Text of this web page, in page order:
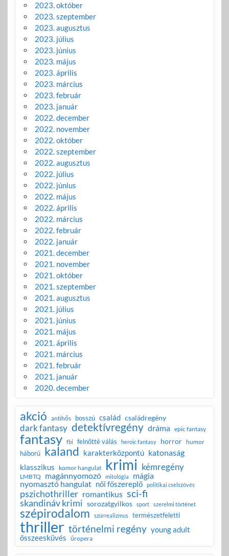
2023. október
2023. szeptember
2023. augusztus
2023. július
2023. június
2023. május
2023. április
2023. március
2023. február
2023. január
2022. december
2022. november
2022. október
2022. szeptember
2022. augusztus
2022. július
2022. június
2022. május
2022. április
2022. március
2022. február
2022. január
2021. december
2021. november
2021. október
2021. szeptember
2021. augusztus
2021. július
2021. június
2021. május
2021. április
2021. március
2021. február
2021. január
2020. december
akció antihős bosszú család családregény
dark fantasy detektívregény dráma epic fantasy
fantasy fbi felnőtté válás heroic fantasy horror humor
háború kaland karakterközpontú katonaság
klasszikus komor hangulat krimi kémregény
LMBTQ magánnyomozó mitológia mágia
nyomasztó hangulat női főszereplő politikai cselszövés
pszichothriller romantikus sci-fi
skandináv krimi sorozatgyilkos sport szerelmi történet
szépirodalom szürrealizmus természetfeletti
thriller történelmi regény young adult
összeesküvés űropera